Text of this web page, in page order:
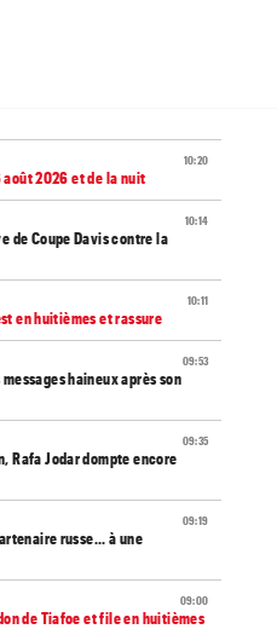
10:20
août 2026 et de la nuit
10:14
de Coupe Davis contre la
10:11
en huitièmes et rassure
09:53
haineux après son
09:35
Rafa Jodar dompte encore
09:19
russe... à une
09:00
de Tiafoe et file en huitièmes